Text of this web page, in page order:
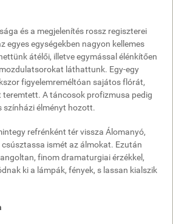
és a megjelenítés rossz regiszterei
egyes egységekben nagyon kellemes
átélői, illetve egymással élénkítően
láthattunk. Egy-egy
figyelemreméltóan sajátos flórát,
teremtett. A táncosok profizmusa pedig
színházi élményt hozott.
refrénként tér vissza Álomanyó,
ismét az álmokat. Ezután
finom dramaturgiai érzékkel,
ki a lámpák, fények, s lassan kialszik